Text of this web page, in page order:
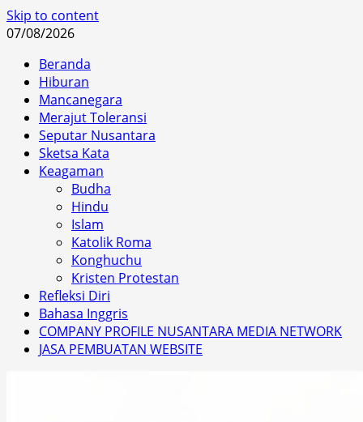
Skip to content
07/08/2026
Beranda
Hiburan
Mancanegara
Merajut Toleransi
Seputar Nusantara
Sketsa Kata
Keagaman
Budha
Hindu
Islam
Katolik Roma
Konghuchu
Kristen Protestan
Refleksi Diri
Bahasa Inggris
COMPANY PROFILE NUSANTARA MEDIA NETWORK
JASA PEMBUATAN WEBSITE